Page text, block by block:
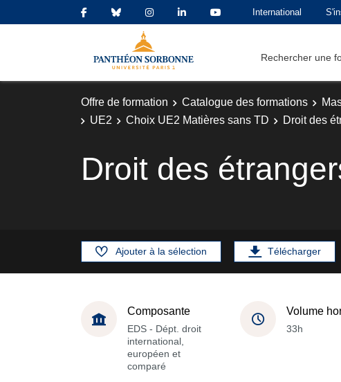
International
Rechercher une
Offre de formation Catalogue des formations
UE2
Choix UE2 Matières sans TD Droit des
Droit des
Ajouter à la sélection Télécharger
Composante
EDS - Dépt. droit
international,
européen et
comparé
Volume
33h